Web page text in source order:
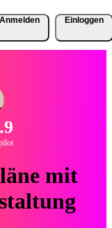
Anmelden Einloggen
mit